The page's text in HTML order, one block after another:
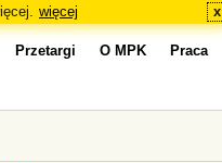
więcej x
Przetargi O MPK Praca